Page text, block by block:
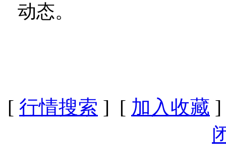
动态。
[ 行情搜索 ] [ 加入收藏